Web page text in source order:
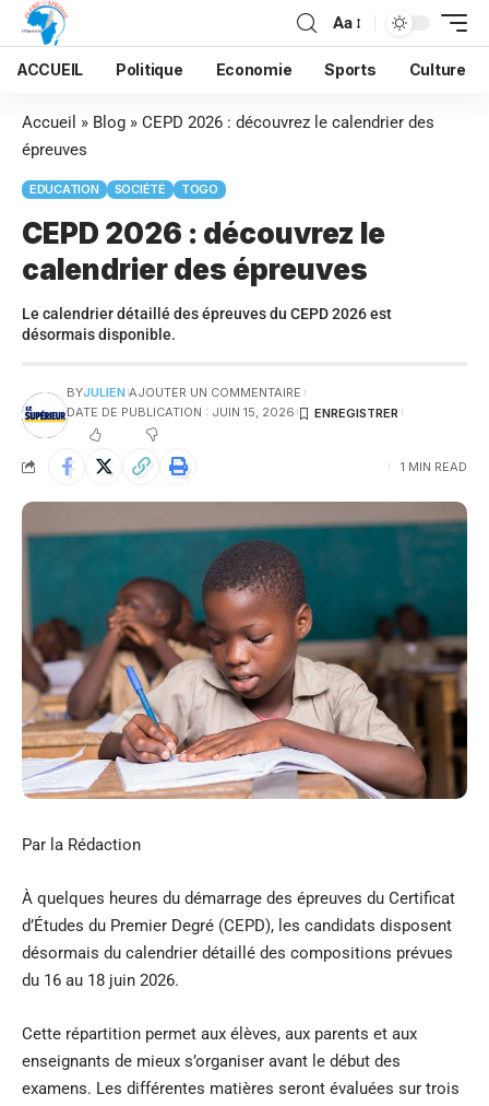
Aa
ACCUEIL Politique Economie Sports Culture
Accueil » Blog » CEPD 2026 : découvrez le calendrier des
épreuves
EDUCATION SOCIÉTÉ TOGO
CEPD 2026 : découvrez le
calendrier des épreuves
Le calendrier détaillé des épreuves du CEPD 2026 est
désormais disponible.
BYJULIEN AJOUTER UN COMMENTAIRE
DATE DE PUBLICATION : JUIN 15, 2026
1 MIN READ
Par la Rédaction
À quelques heures du démarrage des épreuves du Certificat
d’Études du Premier Degré (CEPD), les candidats disposent
désormais du calendrier détaillé des compositions prévues
du 16 au 18 juin 2026.
Cette répartition permet aux élèves, aux parents et aux
enseignants de mieux s’organiser avant le début des
examens. Les différentes matières seront évaluées sur trois